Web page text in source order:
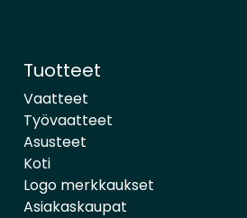
Tuotteet
Vaatteet
Työvaatteet
Asusteet
Koti
Logo merkkaukset
Asiakaskaupat